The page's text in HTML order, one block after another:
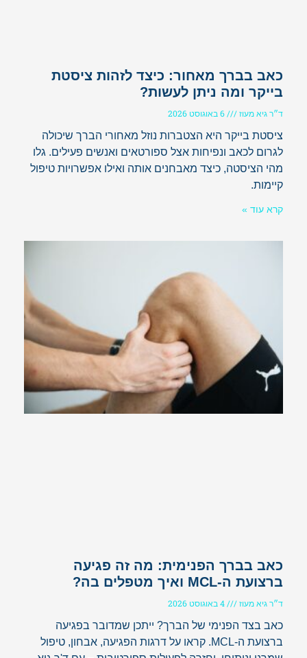
כאב בברך מאחור: כיצד לזהות ציסטת
בייקר ומה ניתן לעשות?
ד״ר גיא מעוז
ציסטת בייקר היא הצטברות נוזל מאחורי הברך שיכולה
לגרום לכאב ונפיחות אצל ספורטאים ואנשים פעילים. גלו
מהי הציסטה, כיצד מאבחנים אותה ואילו אפשרויות טיפול
קיימות.
קרא עוד »
כאב בברך הפנימית: מה זה פגיעה
ברצועת ה-MCL ואיך מטפלים בה?
ד״ר גיא מעוז
כאב בצד הפנימי של הברך? ייתכן שמדובר בפגיעה
ברצועת ה-MCL. קראו על דרגות הפגיעה, אבחון, טיפול